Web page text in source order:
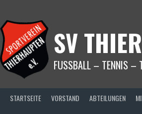
Inhalt
SV
FUSSBALL – TENNIS –
STARTSEITE VORSTAND ABTEILUNGEN